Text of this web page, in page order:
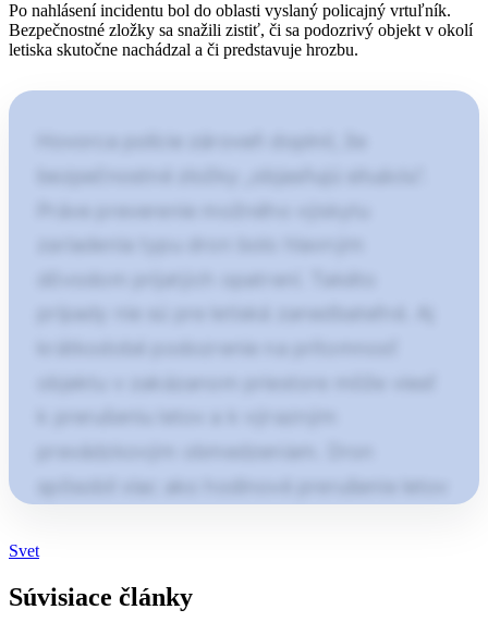
Po nahlásení incidentu bol do oblasti vyslaný policajný vrtuľník.
Bezpečnostné zložky sa snažili zistiť, či sa podozrivý objekt v okolí
letiska skutočne nachádzal a či predstavuje hrozbu.
Otvorte pokračovanie článku
Svet
Súvisiace články